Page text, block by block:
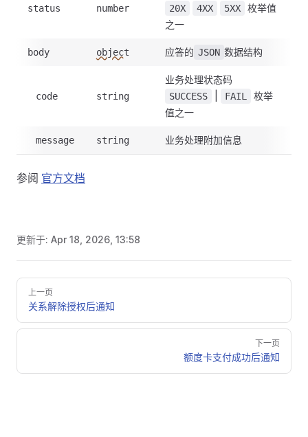
status number 20X 4XX 5XX
枚举值
之一
body object 应答的 JSON 数据结构
code string
业务处理状态码
SUCCESS FAIL
枚举
值之一
message string 业务处理附加信息
参阅 官方文档
更新于: Apr 18, 2026, 13:58
Pager
上一页
关系解除授权后通知
下一页
额度卡支付成功后通知